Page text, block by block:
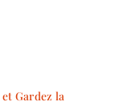
Gardez la